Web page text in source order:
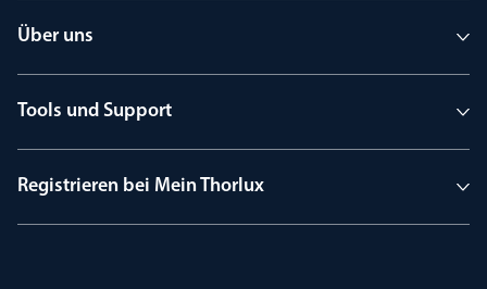
Über uns
Tools und Support
Registrieren bei Mein Thorlux